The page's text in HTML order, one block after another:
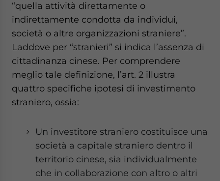
“quella attività direttamente o
indirettamente condotta da individui,
società o altre organizzazioni straniere”.
Laddove per “stranieri” si indica l’assenza di
cittadinanza cinese. Per comprendere
meglio tale definizione, l’art. 2 illustra
quattro specifiche ipotesi di investimento
straniero, ossia:
Un investitore straniero costituisce una
società a capitale straniero dentro il
territorio cinese, sia individualmente
che in collaborazione con altro o altri